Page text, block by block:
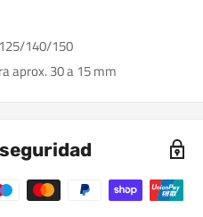
140/150
aprox. 30 a 15 mm